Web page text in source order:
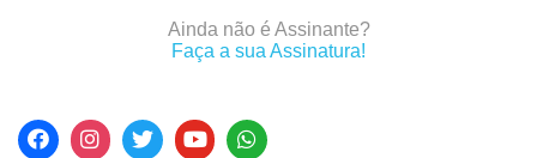
Ainda não é Assinante?
Faça a sua Assinatura!